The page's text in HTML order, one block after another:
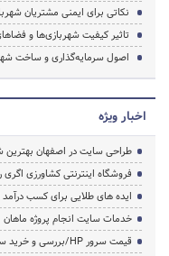
نکاتی برای ایمنی مشتریان
تاثیر کیفیت شهربازی‌ها و
اصول سرمایه‌گذاری و ساخت
اخبار ویژه
طراحی سایت در اصفهان بهترین
فروشگاه اینترنتی کشاورزی اگری
ایده های طلایی برای کسب درآمد
خدمات سایت انجام پروژه ماهان
قیمت سرور HP/بررسی و خرید سرور اچ پی